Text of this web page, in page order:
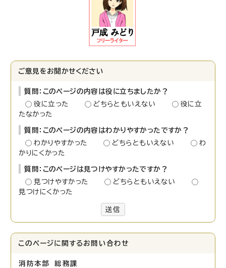
ご意見をお聞かせください
質問：このページの内容は役に立ちましたか？
役に立った
どちらともいえない
役に立
たなかった
質問：このページの内容はわかりやすかったですか？
わかりやすかった
どちらともいえない
わ
かりにくかった
質問：このページは見つけやすかったですか？
見つけやすかった
どちらともいえない
見つけにくかった
送信
このページに関する お問い合わせ
消防本部 総務課